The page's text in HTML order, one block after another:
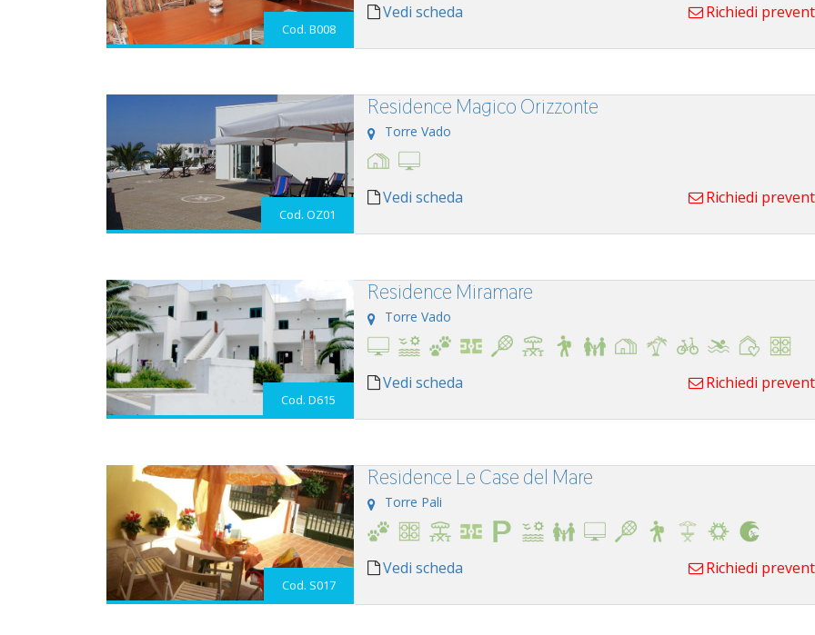
Cod. B008
Vedi scheda Richiedi
Cod. OZ01
Residence Magico Orizzonte
Torre Vado
Vedi scheda Richiedi
Cod. D615
Residence Miramare
Torre Vado
Vedi scheda Richiedi
Cod. S017
Residence Le Case del Mare
Torre Pali
Vedi scheda Richiedi